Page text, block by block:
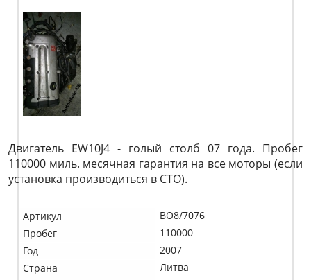
Двигатель EW10J4 - голый столб 07 года. Пробег
110000 миль. месячная гарантия на все моторы (если
установка производиться в СТО).
Артикул
BO8/7076
Пробег
110000
Год
2007
Страна
Литва